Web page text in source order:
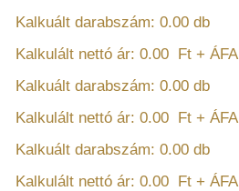
Kalkuált darabszám: 0.00 db
Kalkulált nettó ár: 0.00 Ft + ÁFA
Kalkuált darabszám: 0.00 db
Kalkulált nettó ár: 0.00 Ft + ÁFA
Kalkuált darabszám: 0.00 db
Kalkulált nettó ár: 0.00 Ft + ÁFA